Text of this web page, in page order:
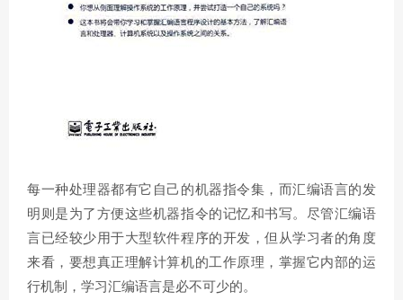
每一种处理器都有它自己的机器指令集，而汇编语言的发
明则是为了方便这些机器指令的记忆和书写。尽管汇编语
言已经较少用于大型软件程序的开发，但从学习者的角度
来看，要想真正理解计算机的工作原理，掌握它内部的运
行机制，学习汇编语言是必不可少的。